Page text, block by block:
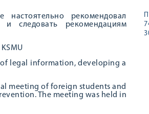
рекомендовал
и следовать рекомендациям
legal information, developing a
meeting of foreign students and
The meeting was held in